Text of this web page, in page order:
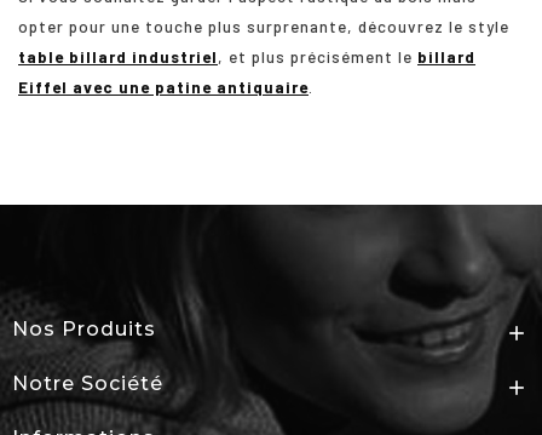
opter pour une touche plus surprenante, découvrez le style
table billard industriel, et plus précisément le billard
Eiffel avec une patine antiquaire.
Nos Produits 
Notre Société 